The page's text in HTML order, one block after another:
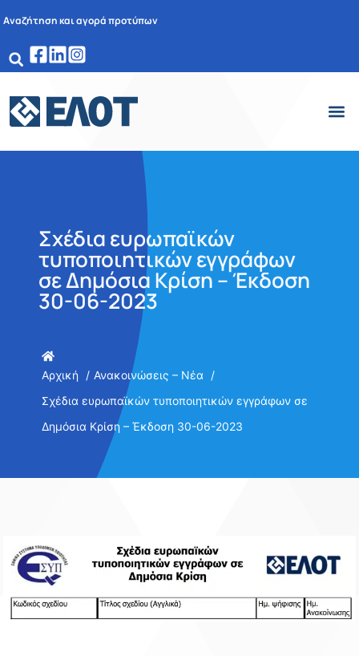
Αναζήτηση και αγορά προτύπων
Σχέδια ευρωπαϊκών
τυποποιητικών εγγράφων
σε Δημόσια Κρίση – Έκδοση
30-06-2023
Αρχική
Ανακοινώσεις – Νέα
Σχέδια ευρωπαϊκών τυποποιητικών εγγράφων σε
Δημόσια Κρίση – Έκδοση 30-06-2023